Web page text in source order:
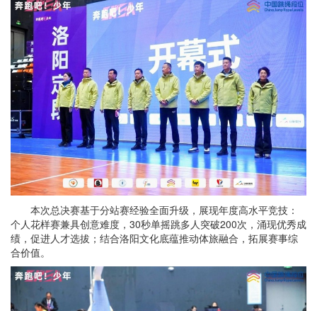
本次总决赛基于分站赛经验全面升级，展现年度高水平竞技：
个人花样赛兼具创意难度，30秒单摇跳多人突破200次，涌现优秀成
绩，促进人才选拔；结合洛阳文化底蕴推动体旅融合，拓展赛事综
合价值。